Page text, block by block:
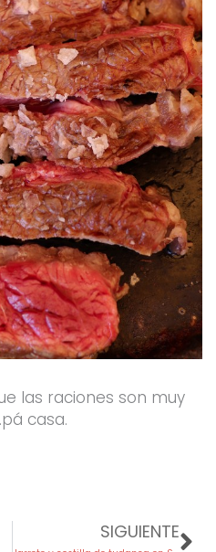
las raciones son muy
casa.
SIGUIENTE